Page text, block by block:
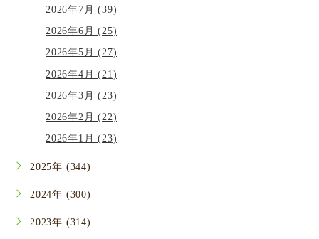
2026年7月 (39)
2026年6月 (25)
2026年5月 (27)
2026年4月 (21)
2026年3月 (23)
2026年2月 (22)
2026年1月 (23)
2025年 (344)
2024年 (300)
2023年 (314)